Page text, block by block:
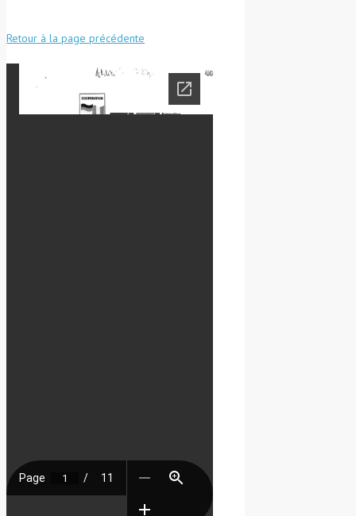
Retour à la page précédente